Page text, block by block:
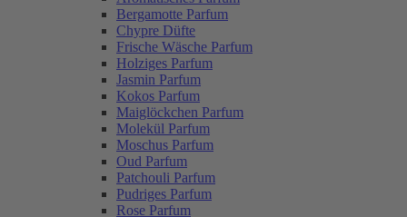
Bergamotte Parfum
Chypre Düfte
Frische Wäsche Parfum
Holziges Parfum
Jasmin Parfum
Kokos Parfum
Maiglöckchen Parfum
Molekül Parfum
Moschus Parfum
Oud Parfum
Patchouli Parfum
Pudriges Parfum
Rose Parfum